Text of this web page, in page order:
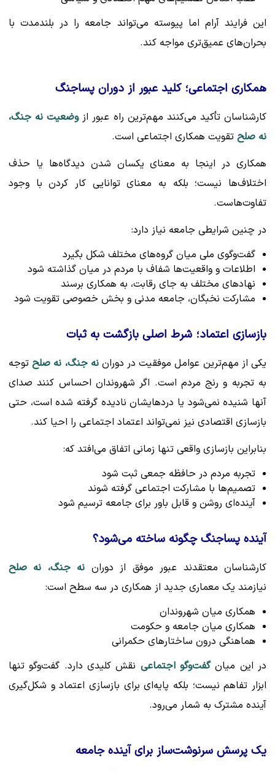
این فرایند آرام اما پیوسته می‌تواند جامعه را در بلندمدت با
بحران‌های عمیق‌تری مواجه کند.
همکاری اجتماعی؛ کلید عبور از دوران پساجنگ
کارشناسان تأکید می‌کنند مهم‌ترین راه عبور ازوضعیت نه جنگ،
نه صلح تقویت همکاری اجتماعی است.
همکاری در اینجا به معنای یکسان شدن دیدگاه‌ها یا حذف
اختلاف‌ها نیست؛ بلکه به معنای توانایی کار کردن با وجود
تفاوت‌هاست.
در چنین شرایطی جامعه نیاز دارد:
گفت‌وگوی ملی میان گروه‌های مختلف شکل بگیرد
اطلاعات و واقعیت‌ها شفاف با مردم در میان گذاشته شود
نهادهای مختلف به جای رقابت، به همکاری برسند
مشارکت نخبگان، جامعه مدنی و بخش خصوصی تقویت شود
بازسازی اعتماد؛ شرط اصلی بازگشت به ثبات
یکی از مهم‌ترین عوامل موفقیت در دوراننه جنگ، نه صلحتوجه
به تجربه و رنج مردم است. اگر شهروندان احساس کنند صدای
آنها شنیده نمی‌شود یا دردهایشان نادیده گرفته شده است، حتی
بازسازی اقتصادی نیز نمی‌تواند اعتماد اجتماعی را احیا کند.
بنابراین بازسازی واقعی تنها زمانی اتفاق می‌افتد که:
تجربه مردم در حافظه جمعی ثبت شود
تصمیم‌ها با مشارکت اجتماعی گرفته شوند
آینده‌ای روشن و قابل باور برای جامعه ترسیم شود
آینده پساجنگ چگونه ساخته می‌شود؟
کارشناسان معتقدند عبور موفق از دوران نه جنگ، نه صلح
نیازمند یک معماری جدید از همکاری در سه سطح است:
همکاری میان شهروندان
همکاری میان جامعه و حکومت
هماهنگی درون ساختارهای حکمرانی
در این میانگفت‌وگو اجتماعی نقش کلیدی دارد. گفت‌وگو تنها
ابزار تفاهم نیست؛ بلکه پایه‌ای برای بازسازی اعتماد و شکل‌گیری
آینده مشترک به شمار می‌رود.
یک پرسش سرنوشت‌ساز برای آینده جامعه